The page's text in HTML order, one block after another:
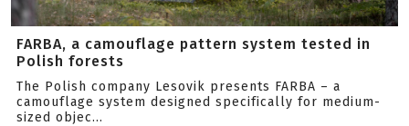
FARBA, a camouflage pattern system tested in
Polish forests
The Polish company Lesovik presents FARBA – a
camouflage system designed specifically for medium-
sized objec...